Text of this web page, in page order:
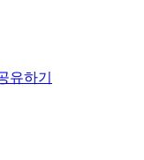
유하기